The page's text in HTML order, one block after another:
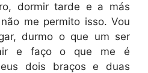
dormir tarde e a más
me permito isso. Vou
durmo o que um ser
e faço o que me é
dois braços e duas